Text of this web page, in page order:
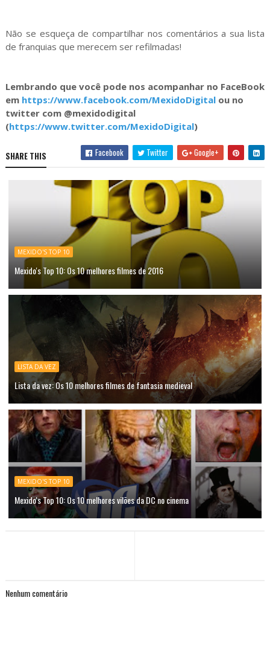
Não se esqueça de compartilhar nos comentários a sua lista
de franquias que merecem ser refilmadas!
Lembrando que você pode nos acompanhar no FaceBook
em https://www.facebook.com/MexidoDigitalou no
twitter com @mexidodigital
(https://www.twitter.com/MexidoDigital)
SHARE THIS Facebook Twitter Google+
MEXIDO'S TOP 10
Mexido's Top 10: Os 10 melhores filmes de 2016
LISTA DA VEZ
Lista da vez: Os 10 melhores filmes de fantasia medieval
MEXIDO'S TOP 10
Mexido's Top 10: Os 10 melhores vilões da DC no cinema
Nenhum comentário